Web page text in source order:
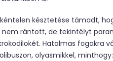
késztetése támadt,
rántott, de tekintélyt
Hatalmas fogakra
olyasmikkel,